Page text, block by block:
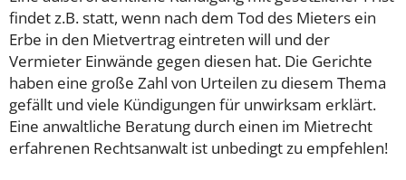
findet z.B. statt, wenn nach dem Tod des Mieters ein
Erbe in den Mietvertrag eintreten will und der
Vermieter Einwände gegen diesen hat. Die Gerichte
haben eine große Zahl von Urteilen zu diesem Thema
gefällt und viele Kündigungen für unwirksam erklärt.
Eine anwaltliche Beratung durch einen im Mietrecht
erfahrenen Rechtsanwalt ist unbedingt zu empfehlen!